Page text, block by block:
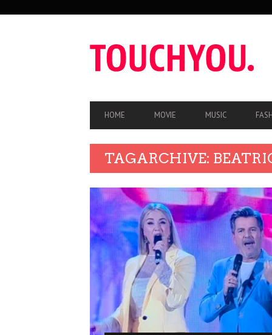
HAUPT-
NAVIGATION
HOME MOVIE MUSIC
TAGARCHIVE: